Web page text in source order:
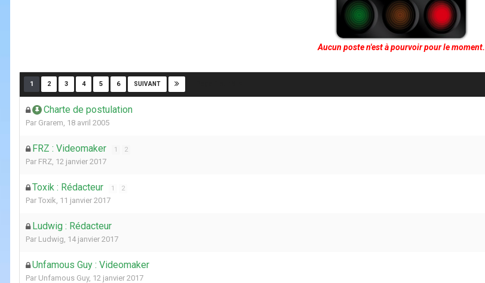
Aucun poste n'est à pourvoir pour le moment.
1 2 3 4 5 6 SUIVANT
Charte de postulation
Par Grarem 18 avril 2005
FRZ : Videomaker 1 2
Par FRZ 12 janvier 2017
Toxik : Rédacteur 1 2
Par Toxik 11 janvier 2017
Ludwig : Rédacteur
Par Ludwig 14 janvier 2017
Unfamous Guy : Videomaker
Par Unfamous Guy, 12 janvier 2017